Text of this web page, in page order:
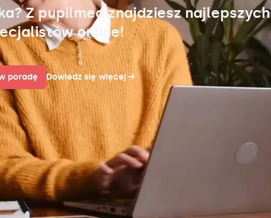
Z pupilmed znajdziesz najlepszych
online!
poradę Dowiedz się więcej →